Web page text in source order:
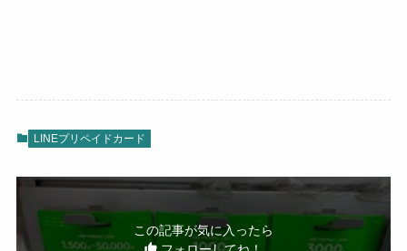
LINEプリペイドカード
この記事が気に入ったら